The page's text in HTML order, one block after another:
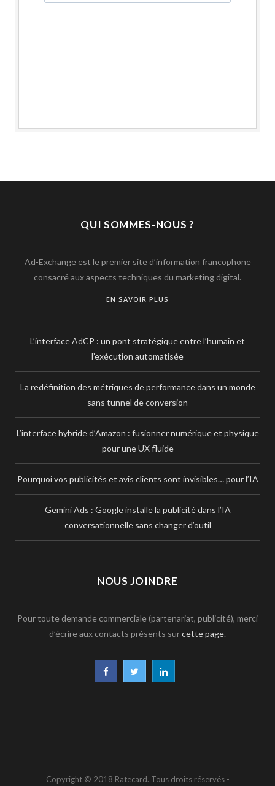
QUI SOMMES-NOUS ?
Ad-Exchange est le premier site d’information francophone
consacré aux aspects techniques du marketing digital.
EN SAVOIR PLUS
L’interface AdCP : un pont stratégique entre l’humain et
l’exécution automatisée
La redéfinition des métriques de performance dans un monde
sans tunnel de conversion
L’interface hybride d’Amazon : fusionner numérique et physique
pour une UX fluide
Pourquoi vos publicités et avis clients sont invisibles… pour l’IA
Gemini Ads : Google installe la publicité dans l’IA
conversationnelle sans changer d’outil
NOUS JOINDRE
Pour toute demande commerciale (partenariat, publicité), merci
d’écrire aux contacts présents surcette page.
F L
Copyright © 2018 Ratecard. Tous droits réservés -